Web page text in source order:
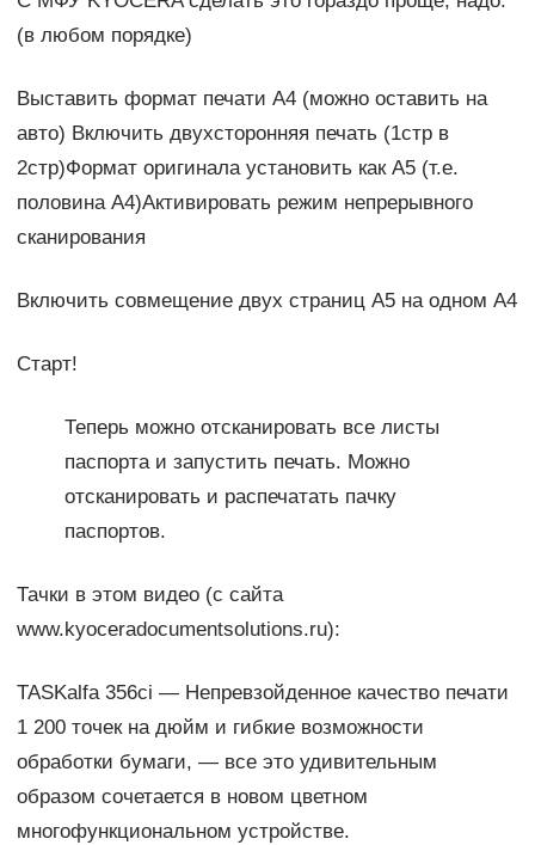
(в любом порядке)
Выставить формат печати А4 (можно оставить на
авто) Включить двухсторонняя печать (1стр в
2стр)Формат оригинала установить как A5 (т.е.
половина A4)Активировать режим непрерывного
сканирования
Включить совмещение двух страниц А5 на одном А4
Старт!
Теперь можно отсканировать все листы
паспорта и запустить печать. Можно
отсканировать и распечатать пачку
паспортов.
Тачки в этом видео (с сайта
www.kyoceradocumentsolutions.ru):
TASKalfa 356ci — Непревзойденное качество печати
1 200 точек на дюйм и гибкие возможности
обработки бумаги, — все это удивительным
образом сочетается в новом цветном
многофункциональном устройстве.